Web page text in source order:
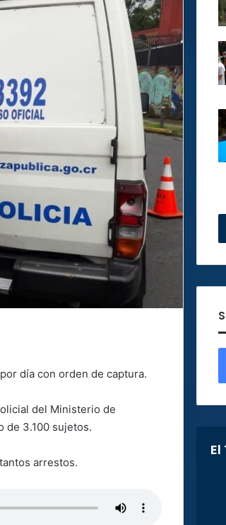
día con orden de captura.
del Ministerio de
de 3.100 sujetos.
arrestos.